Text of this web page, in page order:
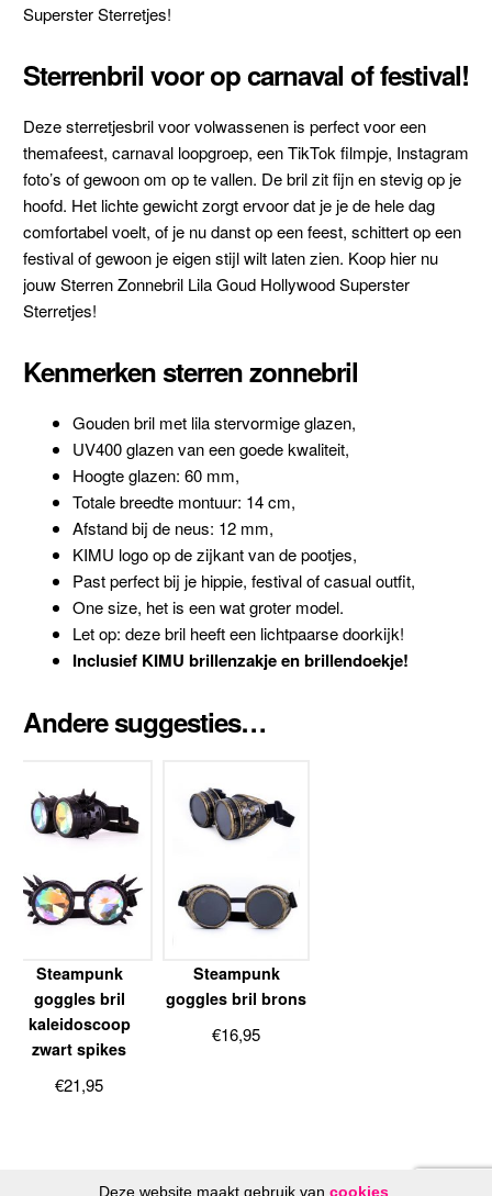
Superster Sterretjes!
Sterrenbril voor op carnaval of festival!
Deze sterretjesbril voor volwassenen is perfect voor een
themafeest, carnaval loopgroep, een TikTok filmpje, Instagram
foto’s of gewoon om op te vallen. De bril zit fijn en stevig op je
hoofd. Het lichte gewicht zorgt ervoor dat je je de hele dag
comfortabel voelt, of je nu danst op een feest, schittert op een
festival of gewoon je eigen stijl wilt laten zien. Koop hier nu
jouw Sterren Zonnebril Lila Goud Hollywood Superster
Sterretjes!
Kenmerken sterren zonnebril
Gouden bril met lila stervormige glazen,
UV400 glazen van een goede kwaliteit,
Hoogte glazen: 60 mm,
Totale breedte montuur: 14 cm,
Afstand bij de neus: 12 mm,
KIMU logo op de zijkant van de pootjes,
Past perfect bij je hippie, festival of casual outfit,
One size, het is een wat groter model.
Let op: deze bril heeft een lichtpaarse doorkijk!
Inclusief KIMU brillenzakje en brillendoekje!
Andere suggesties…
Steampunk
goggles bril
kaleidoscoop
zwart spikes
€21,95
Steampunk
goggles bril brons
€16,95
Deze website maakt gebruik van cookies